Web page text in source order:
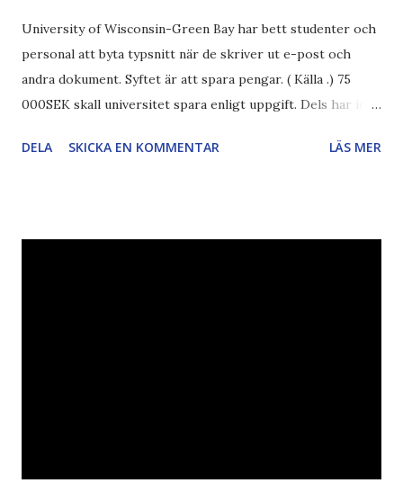
University of Wisconsin-Green Bay har bett studenter och
personal att byta typsnitt när de skriver ut e-post och
andra dokument. Syftet är att spara pengar. ( Källa .) 75
000SEK skall universitet spara enligt uppgift. Dels har iofs
"bläck". Dels så undrar jag om de 30% besparingar -
DELA SKICKA EN KOMMENTAR LÄS MER